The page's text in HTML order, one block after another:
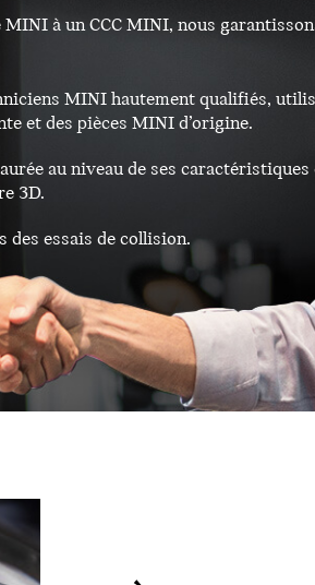
à un CCC MINI, nous
MINI hautement qualifiés,
et des pièces MINI d’origine.
au niveau de ses caractéristiques
3D.
des essais de collision.